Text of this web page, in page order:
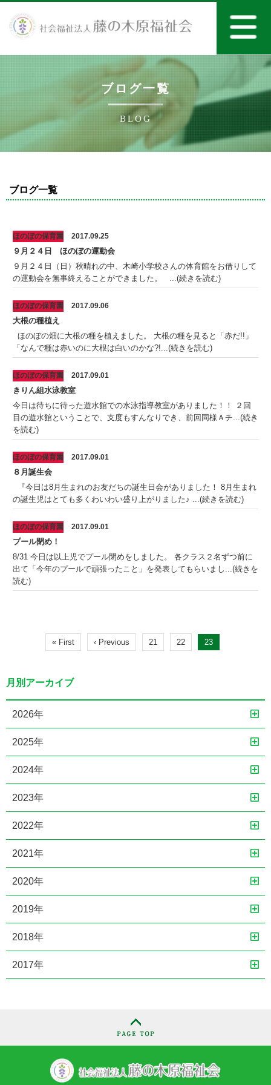
ブログ一覧
BLOG
ブログ一覧
ほのぼの保育園 2017.09.25
９月２４日 ほのぼの運動会
９月２４日（日）秋晴れの中、木崎小学校さんの体育館をお借りして
の運動会を無事終えることができました。 ...(続きを読む)
ほのぼの保育園 2017.09.06
大根の種植え
ほのぼの畑に大根の種を植えました。 大根の種を見ると「赤だ!!」
「なんで種は赤いのに大根は白いのかな?!...(続きを読む)
ほのぼの保育園 2017.09.01
きりん組水泳教室
今日は待ちに待った遊水館での水泳指導教室がありました！！ ２回
目の遊水館ということで、支度もすんなりでき、前回同様Ａチ...(続き
を読む)
ほのぼの保育園 2017.09.01
８月誕生会
『今日は8月生まれのお友だちの誕生日会がありました！ 8月生まれ
の誕生児はとても多くわいわい盛り上がりました♪ ...(続きを読む)
ほのぼの保育園 2017.09.01
プール閉め！
8/31 今日は以上児でプール閉めをしました。 各クラス２名ずつ前に
出て「今年のプールで頑張ったこと」を発表してもらいまし...(続きを
読む)
« First ‹ Previous 21 22 23
月別アーカイブ
2026年
2025年
2024年
2023年
2022年
2021年
2020年
2019年
2018年
2017年